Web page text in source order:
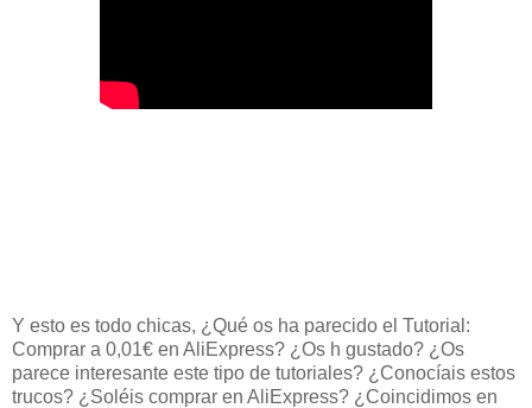
Y esto es todo chicas, ¿Qué os ha parecido el Tutorial:
Comprar a 0,01€ en AliExpress? ¿Os h gustado? ¿Os
parece interesante este tipo de tutoriales? ¿Conocíais estos
trucos? ¿Soléis comprar en AliExpress? ¿Coincidimos en